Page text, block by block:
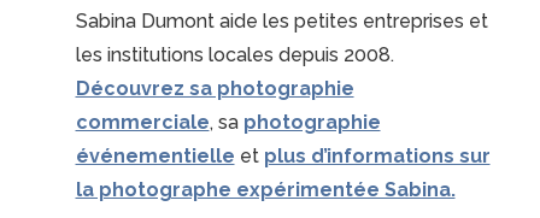
Sabina Dumont aide les petites entreprises et
les institutions locales depuis 2008.
Découvrez sa photographie
commerciale, sa photographie
événementielle et plus d’informations sur
la photographe expérimentée Sabina.